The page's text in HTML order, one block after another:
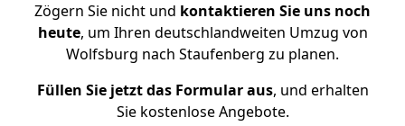
Zögern Sie nicht und kontaktieren Sie uns noch
heute, um Ihren deutschlandweiten Umzug von
Wolfsburg nach Staufenberg zu planen.
Füllen Sie jetzt das Formular aus, und erhalten
Sie kostenlose Angebote.